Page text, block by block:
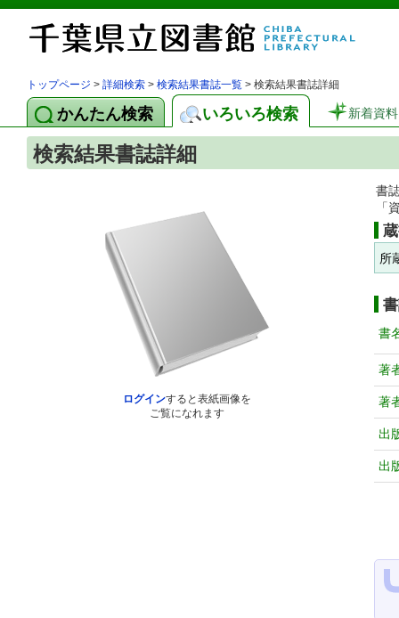
トップページ > 詳細検索 > 検索結果書誌一覧 > 検索結果書誌詳細
かんたん検索 いろいろ検索 新着資料
検索結果書誌詳細
ログインすると表紙画像を
ご覧になれます
書
「
所
書
著
著
出
出